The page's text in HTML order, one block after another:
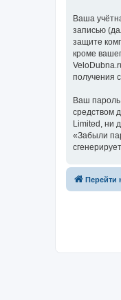
Ваша
записью
защите
кроме
получения
Ваш пароль
средством
Limited, ни
«Забыли
Перейти